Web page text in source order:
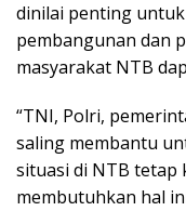
dinilai penting
pembangunan dan
masyarakat NTB
“TNI, Polri,
saling membantu
situasi di NTB tetap
membutuhkan hal